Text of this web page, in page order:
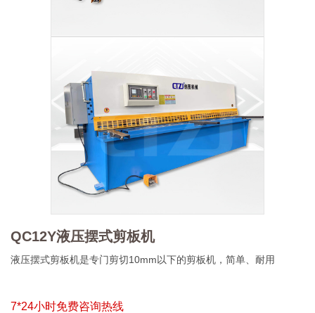
QC12Y液压摆式剪板机
液压摆式剪板机是专门剪切10mm以下的剪板机，简单、耐用
7*24小时免费咨询热线